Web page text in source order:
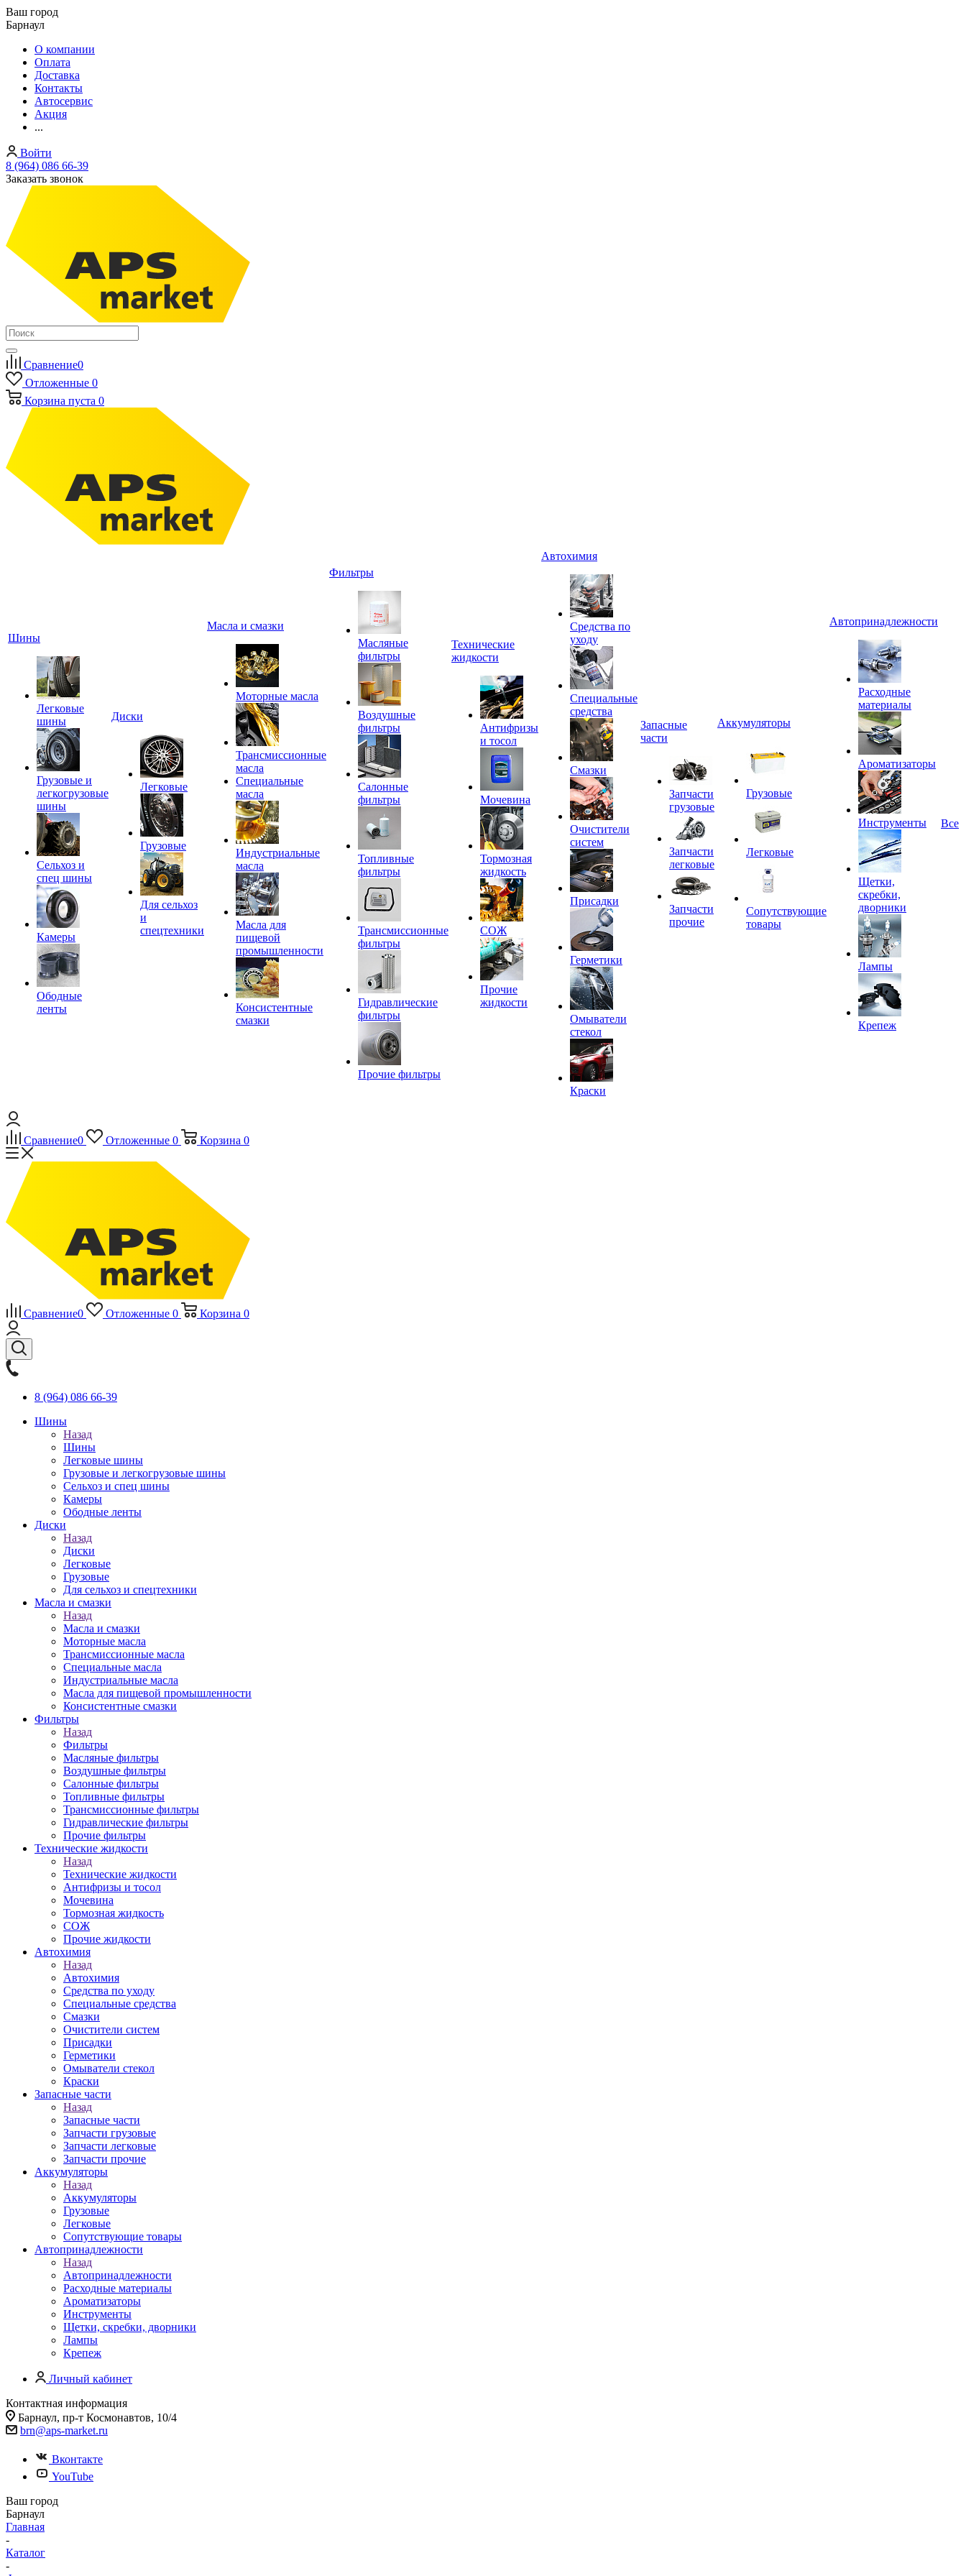
Ваш город
Барнаул
О компании
Оплата
Доставка
Контакты
Автосервис
Акция
...
Войти
8 (964) 086 66-39
Заказать звонок
Сравнение0
Отложенные 0
Корзина пуста 0
Шины
Легковые
шины
Грузовые и
легкогрузовые
шины
Сельхоз и
спец шины
Камеры
Ободные
ленты
Диски
Легковые
Грузовые
Для сельхоз
и
спецтехники
Масла и смазки
Моторные масла
Трансмиссионные
масла
Специальные
масла
Индустриальные
масла
Масла для
пищевой
промышленности
Консистентные
смазки
Фильтры
Масляные
фильтры
Воздушные
фильтры
Салонные
фильтры
Топливные
фильтры
Трансмиссионные
фильтры
Гидравлические
фильтры
Прочие фильтры
Технические
жидкости
Антифризы
и тосол
Мочевина
Тормозная
жидкость
СОЖ
Прочие
жидкости
Автохимия
Средства по
уходу
Специальные
средства
Смазки
Очистители
систем
Присадки
Герметики
Омыватели
стекол
Краски
Запасные
части
Запчасти
грузовые
Запчасти
легковые
Запчасти
прочие
Аккумуляторы
Грузовые
Легковые
Сопутствующие
товары
Автопринадлежности
Расходные
материалы
Ароматизаторы
Инструменты
Щетки,
скребки,
дворники
Лампы
Крепеж
Все
Сравнение0 Отложенные 0 Корзина 0
Сравнение0 Отложенные 0 Корзина 0
8 (964) 086 66-39
Шины
Назад
Шины
Легковые шины
Грузовые и легкогрузовые шины
Сельхоз и спец шины
Камеры
Ободные ленты
Диски
Назад
Диски
Легковые
Грузовые
Для сельхоз и спецтехники
Масла и смазки
Назад
Масла и смазки
Моторные масла
Трансмиссионные масла
Специальные масла
Индустриальные масла
Масла для пищевой промышленности
Консистентные смазки
Фильтры
Назад
Фильтры
Масляные фильтры
Воздушные фильтры
Салонные фильтры
Топливные фильтры
Трансмиссионные фильтры
Гидравлические фильтры
Прочие фильтры
Технические жидкости
Назад
Технические жидкости
Антифризы и тосол
Мочевина
Тормозная жидкость
СОЖ
Прочие жидкости
Автохимия
Назад
Автохимия
Средства по уходу
Специальные средства
Смазки
Очистители систем
Присадки
Герметики
Омыватели стекол
Краски
Запасные части
Назад
Запасные части
Запчасти грузовые
Запчасти легковые
Запчасти прочие
Аккумуляторы
Назад
Аккумуляторы
Грузовые
Легковые
Сопутствующие товары
Автопринадлежности
Назад
Автопринадлежности
Расходные материалы
Ароматизаторы
Инструменты
Щетки, скребки, дворники
Лампы
Крепеж
Личный кабинет
Контактная информация
Барнаул, пр-т Космонавтов, 10/4
brn@aps-market.ru
Вконтакте
YouTube
Ваш город
Барнаул
Главная
-
Каталог
-